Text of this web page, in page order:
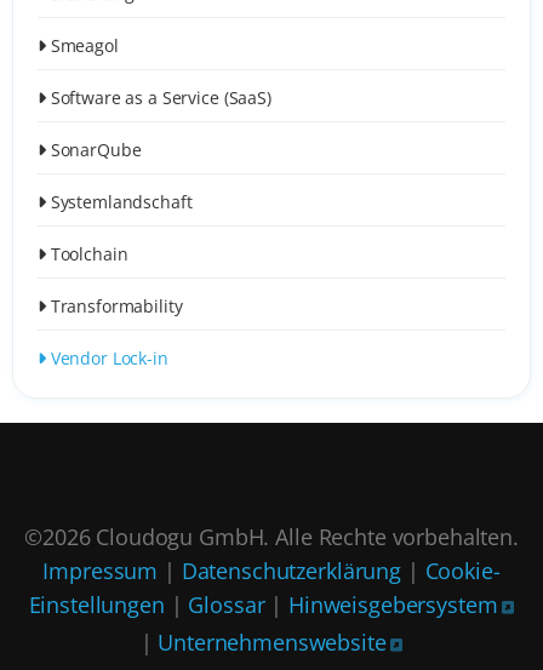
Smeagol
Software as a Service (SaaS)
SonarQube
Systemlandschaft
Toolchain
Transformability
Vendor Lock-in
©2026 Cloudogu GmbH. Alle Rechte vorbehalten.
Impressum | Datenschutzerklärung| Cookie-
Einstellungen | Glossar| Hinweisgebersystem
| Unternehmenswebsite